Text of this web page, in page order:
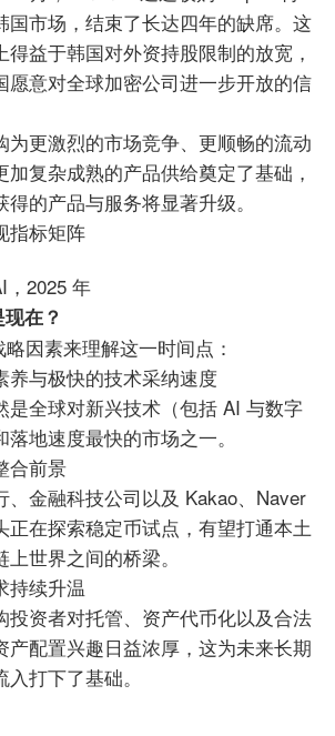
国市场，结束了长达四年的缺席。这
得益于韩国对外资持股限制的放宽，
愿意对全球加密公司进一步开放的信
为更激烈的市场竞争、更顺畅的流动
加复杂成熟的产品供给奠定了基础，
的产品与服务将显著升级。
指标矩阵
，2025 年
在？
因素来理解这一时间点：
养与极快的技术采纳速度
是全球对新兴技术（包括 AI 与数字
地速度最快的市场之一。
合前景
、金融科技公司以及 Kakao、Naver
正在探索稳定币试点，有望打通本土
世界之间的桥梁。
持续升温
投资者对托管、资产代币化以及合法
产配置兴趣日益浓厚，这为未来长期
打下了基础。